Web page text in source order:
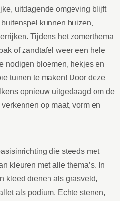
uitdagende omgeving blijft
kunnen buizen,
Tijdens het zomerthema
of zandtafel weer een hele
nodigen bloemen, hekjes en
tuinen te maken! Door deze
opnieuw uitgedaagd om de
op maat, vorm en
die steeds met
kleuren met alle thema’s. In
kleed dienen als grasveld,
als podium. Echte stenen,